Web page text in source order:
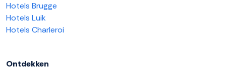
Hotels Brugge
Hotels Luik
Hotels Charleroi
Ontdekken